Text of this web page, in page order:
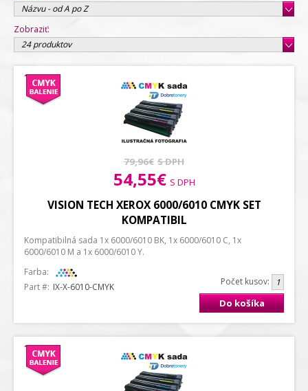
Názvu - od A po Z
Zobraziť:
24 produktov
79,96€ S DPH
54,55€ S DPH
Počet kusov:
Do košíka
VISION TECH XEROX 6000/6010 CMYK SET
KOMPATIBIL
Kompatibilná sada 1x 6000/6010 BK, 1x 6000/6010 C, 1x
6000/6010 M a 1x 6000/6010 Y.
Farba:
Part #: IX-X-6010-CMYK